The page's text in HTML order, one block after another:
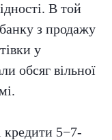
В той
з продажу
у
обсяг вільної
5−7-